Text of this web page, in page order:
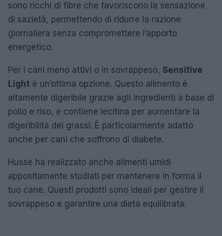
sono ricchi di fibre che favoriscono la sensazione
di sazietà, permettendo di ridurre la razione
giornaliera senza compromettere l’apporto
energetico.
Per i cani meno attivi o in sovrappeso, Sensitive
Light è un’ottima opzione. Questo alimento è
altamente digeribile grazie agli ingredienti a base di
pollo e riso, e contiene lecitina per aumentare la
digeribilità dei grassi. È particolarmente adatto
anche per cani che soffrono di diabete.
Husse ha realizzato anche alimenti umidi
appositamente studiati per mantenere in forma il
tuo cane. Questi prodotti sono ideali per gestire il
sovrappeso e garantire una dieta equilibrata.